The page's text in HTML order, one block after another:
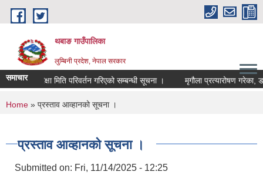
Skip to main content
थबाङ गाउँपालिका
लुम्बिनी प्रदेश, नेपाल सरकार
समाचारपरिक्षा मिति परिवर्तन गरिएको सम्बन्धी सूचना । मृगौला प्रत्यारोषण गरेका,
You are here
Home » प्रस्ताव आव्हानको सूचना ।
प्रस्ताव आव्हानको सूचना ।
Submitted on: Fri, 11/14/2025 - 12:25